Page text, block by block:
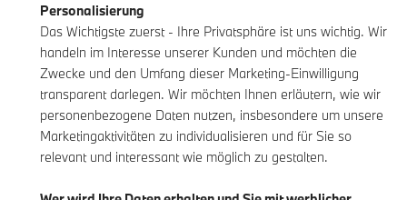
Personalisierung
Das Wichtigste zuerst - Ihre Privatsphäre ist uns wichtig. Wir
handeln im Interesse unserer Kunden und möchten die
Zwecke und den Umfang dieser Marketing-Einwilligung
transparent darlegen. Wir möchten Ihnen erläutern, wie wir
personenbezogene Daten nutzen, insbesondere um unsere
Marketingaktivitäten zu individualisieren und für Sie so
relevant und interessant wie möglich zu gestalten.